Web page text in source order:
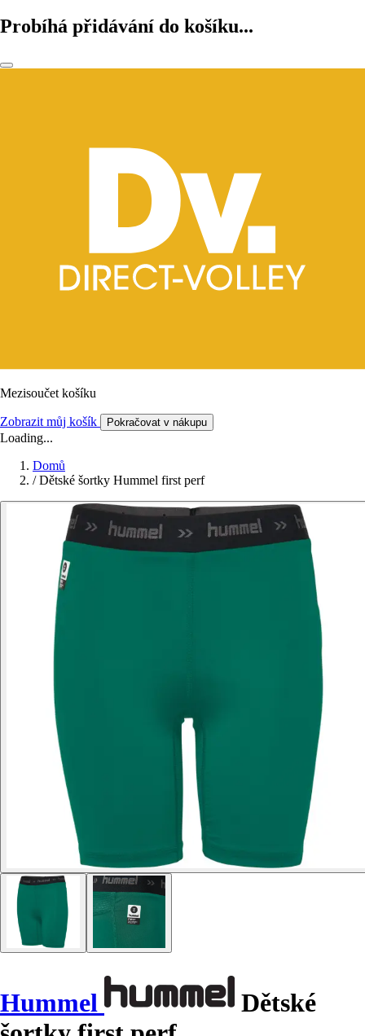
Probíhá přidávání do košíku...
Mezisoučet košíku
Zobrazit můj košík Pokračovat v nákupu
Loading...
Domů
/ Dětské šortky Hummel first perf
Hummel
Dětské